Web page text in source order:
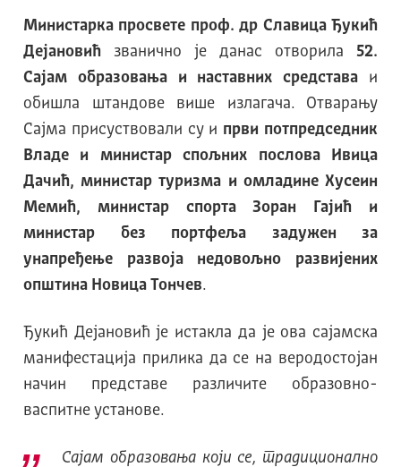
Министарка просвете проф. др Славица Ђукић
Дејановић званично је данас отворила 52.
Сајам образовања и наставних средстава и
обишла штандове више излагача. Отварању
Сајма присуствовали су и први потпредседник
Владе и министар спољних послова Ивица
Дачић, министар туризма и омладине Хусеин
Мемић, министар спорта Зоран Гајић и
министар без портфеља задужен за
унапређење развоја недовољно развијених
општина Новица Тончев.
Ђукић Дејановић је истакла да је ова сајамска
манифестација прилика да се на веродостојан
начин представе различите образовно-
васпитне установе.
Сајам образовања који се, традиционално